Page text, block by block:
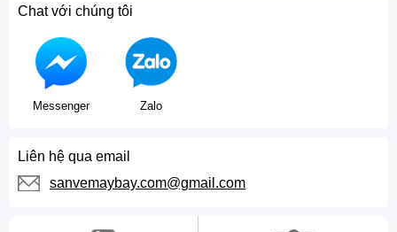
Chat với chúng tôi
Messenger Zalo
Liên hệ qua email
sanvemaybay.com@gmail.com